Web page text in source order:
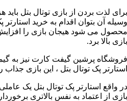
برای لذت بردن از بازی توتال بتل باید
وسیله آن بتوان اقدام به خرید استارتر
محصول می شود هیجان بازی را
بازی بالا برد.
فروشگاه پرشین گیفت کارت نیز به
استارتر پک توتال بتل ، این بازی جذاب
در واقع استارتر پک توتال بتل یک
بازی از اعتماد به نفس بالاتری